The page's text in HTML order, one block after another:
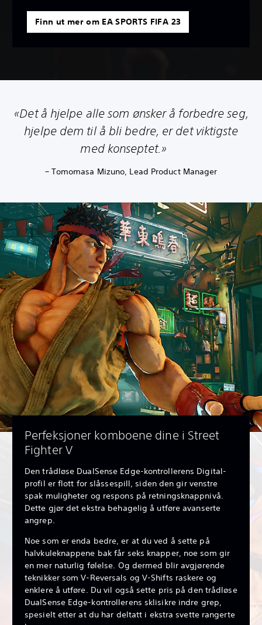
Finn ut mer om EA SPORTS FIFA 23
«Det å hjelpe alle som ønsker å forbedre seg,
hjelpe dem til å bli bedre, er det viktigste
med konseptet.»
– Tomomasa Mizuno, Lead Product Manager
Perfeksjoner komboene dine i Street
Fighter V
Den trådløse DualSense Edge-kontrollerens Digital-
profil er flott for slåssespill, siden den gir venstre
spak muligheter og respons på retningsknappnivå.
Dette gjør det ekstra behagelig å utføre avanserte
angrep.
Noe som er enda bedre, er at du ved å sette på
halvkuleknappene bak får seks knapper, noe som gir
en mer naturlig følelse. Og dermed blir avgjørende
teknikker som V-Reversals og V-Shifts raskere og
enklere å utføre. Du vil også sette pris på den trådløse
DualSense Edge-kontrollerens sklisikre indre grep,
spesielt etter at du har deltatt i ekstra svette rangerte